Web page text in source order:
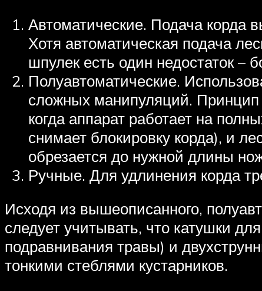
Автоматические. Подача корда
Хотя автоматическая подача
шпулек есть один недостаток –
Полуавтоматические.
сложных манипуляций. Принцип
когда аппарат работает на
снимает блокировку корда), и
обрезается до нужной длины
Ручные. Для удлинения корда
Исходя из вышеописанного,
следует учитывать, что катушки
подравнивания травы) и
тонкими стеблями кустарников.